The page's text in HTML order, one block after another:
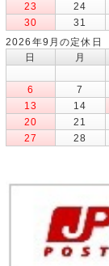
23
24
30
31
2026年9月の定休日
日
月
6
7
13
14
20
21
27
28